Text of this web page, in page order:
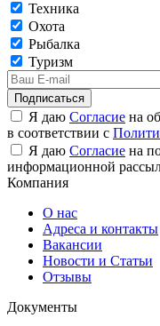
Техника
Охота
Рыбалка
Туризм
Подписаться
Я даю Согласие на
в соответствии с
Я даю Согласие на
информационной
Компания
О нас
Адреса и контакты
Вакансии
Новости и Статьи
Отзывы
Документы